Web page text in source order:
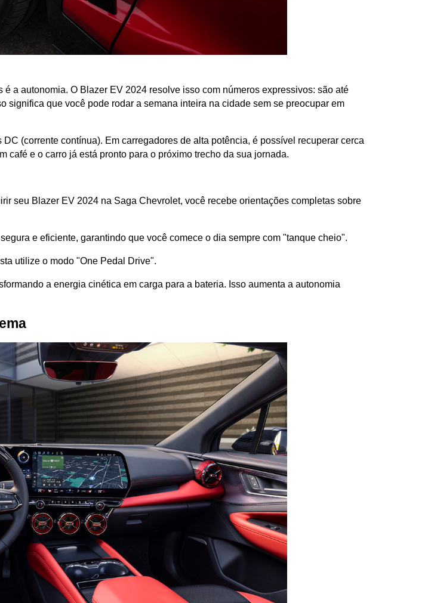
a autonomia. O Blazer EV 2024 resolve isso com números expressivos: são até
significa que você pode rodar a semana inteira na cidade sem se preocupar em
(corrente contínua). Em carregadores de alta potência, é possível recuperar cerca
café e o carro já está pronto para o próximo trecho da sua jornada.
seu Blazer EV 2024 na Saga Chevrolet, você recebe orientações completas sobre
e eficiente, garantindo que você comece o dia sempre com "tanque cheio".
utilize o modo "One Pedal Drive".
a energia cinética em carga para a bateria. Isso aumenta a autonomia